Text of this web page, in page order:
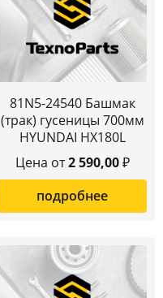
81N5-24540 Башмак
(трак) гусеницы 700мм
HYUNDAI HX180L
Цена от2 590,00₽
подробнее